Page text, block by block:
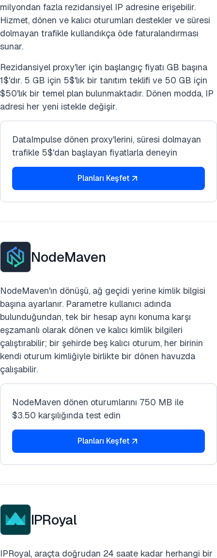
milyondan fazla rezidansiyel IP adresine erişebilir.
Hizmet, dönen ve kalıcı oturumları destekler ve süresi
dolmayan trafikle kullandıkça öde faturalandırması
sunar.
Rezidansiyel proxy'ler için başlangıç fiyatı GB başına
1$'dır. 5 GB için 5$'lık bir tanıtım teklifi ve 50 GB için
$50'lık bir temel plan bulunmaktadır. Dönen modda, IP
adresi her yeni istekle değişir.
DataImpulse dönen proxy'lerini, süresi dolmayan
trafikle 5$'dan başlayan fiyatlarla deneyin
Planları Keşfet
NodeMaven
NodeMaven'ın dönüşü, ağ geçidi yerine kimlik bilgisi
başına ayarlanır. Parametre kullanıcı adında
bulunduğundan, tek bir hesap aynı konuma karşı
eşzamanlı olarak dönen ve kalıcı kimlik bilgileri
çalıştırabilir; bir şehirde beş kalıcı oturum, her birinin
kendi oturum kimliğiyle birlikte bir dönen havuzda
çalışabilir.
NodeMaven dönen oturumlarını 750 MB ile
$3.50 karşılığında test edin
Planları Keşfet
IPRoyal
IPRoyal, araçta doğrudan 24 saate kadar herhangi bir